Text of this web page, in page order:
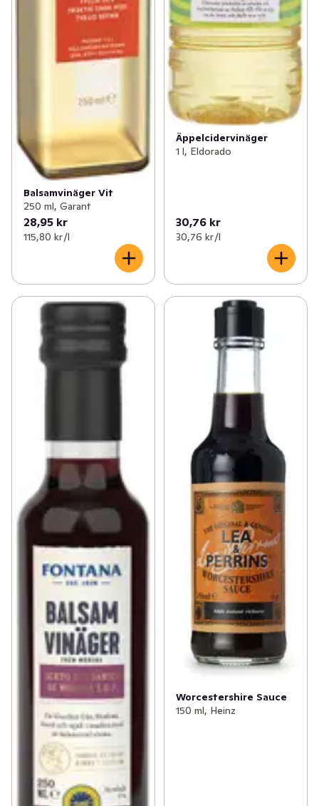
Balsamvinäger Vit
250 ml, Garant
28,95 kr
115,80 kr /l
Äppelcidervinäger
1 l, Eldorado
30,76 kr
30,76 kr /l
Worcestershire Sauce
150 ml, Heinz